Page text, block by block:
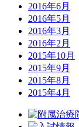
2016年6月
2016年5月
2016年3月
2016年2月
2015年10月
2015年9月
2015年8月
2015年4月